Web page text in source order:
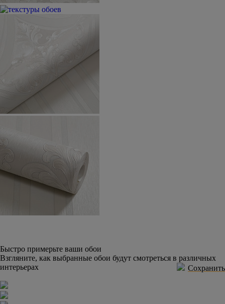
Быстро примерьте ваши обои
Взгляните, как выбранные обои будут смотреться в различных
интерьерах
Сохранить